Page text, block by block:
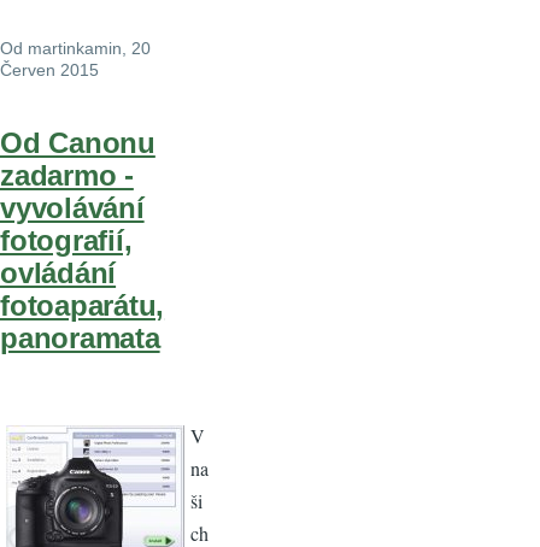
Od martinkamin , 20
Červen 2015
Od Canonu
zadarmo -
vyvolávání
fotografií,
ovládání
fotoaparátu,
panoramata
V
na
ši
ch